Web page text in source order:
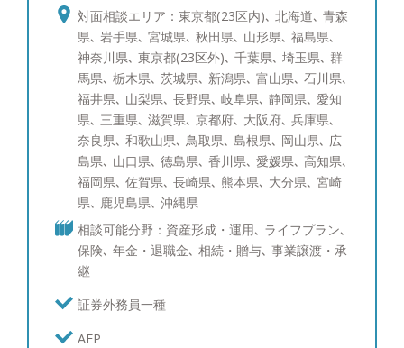
た。 その後総合金融代理店を創業し、ファイナン
シャルプランナーとして幅広いお客様の経済的課題
に向き合って参りました。 このような経験から資
産運用のご相談はもちろんのこと、将来の相続対策
や節税対策など幅広い解決策をご提案できます。
お客様に寄り添い、中立的立場からフラットな目線
でお話させていただきます。セカンドオピニオンと
してでも構いませんので、まずはお気軽にご相談く
ださい。 ●得意な商品・サービス 日本株式（中小
型株）、日本株式（大型株）、米国株式、先進国債
券、社債、仕組債、投資信託、ポートフォリオコン
サルティング、生命保険 ●趣味 車、教育について
の勉強、グルメ、ゴルフ、ワインを飲むこと、時
計・装飾品 ※ゴルフのスコア：100
対面相談エリア：東京都(23区内)､ 北海道､ 青森
県､ 岩手県､ 宮城県､ 秋田県､ 山形県､ 福島県､
神奈川県､ 東京都(23区外)､ 千葉県､ 埼玉県､ 群
馬県､ 栃木県､ 茨城県､ 新潟県､ 富山県､ 石川県､
福井県､ 山梨県､ 長野県､ 岐阜県､ 静岡県､ 愛知
県､ 三重県､ 滋賀県､ 京都府､ 大阪府､ 兵庫県､
奈良県､ 和歌山県､ 鳥取県､ 島根県､ 岡山県､ 広
島県､ 山口県､ 徳島県､ 香川県､ 愛媛県､ 高知県､
福岡県､ 佐賀県､ 長崎県､ 熊本県､ 大分県､ 宮崎
県､ 鹿児島県､ 沖縄県
相談可能分野：資産形成・運用､ ライフプラン､
保険､ 年金・退職金､ 相続・贈与､ 事業譲渡・承
継
証券外務員一種
AFP